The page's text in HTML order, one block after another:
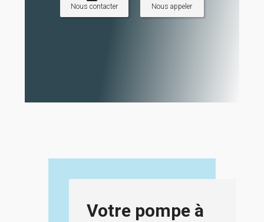
Nous contacter Nous appeler
Votre pompe à